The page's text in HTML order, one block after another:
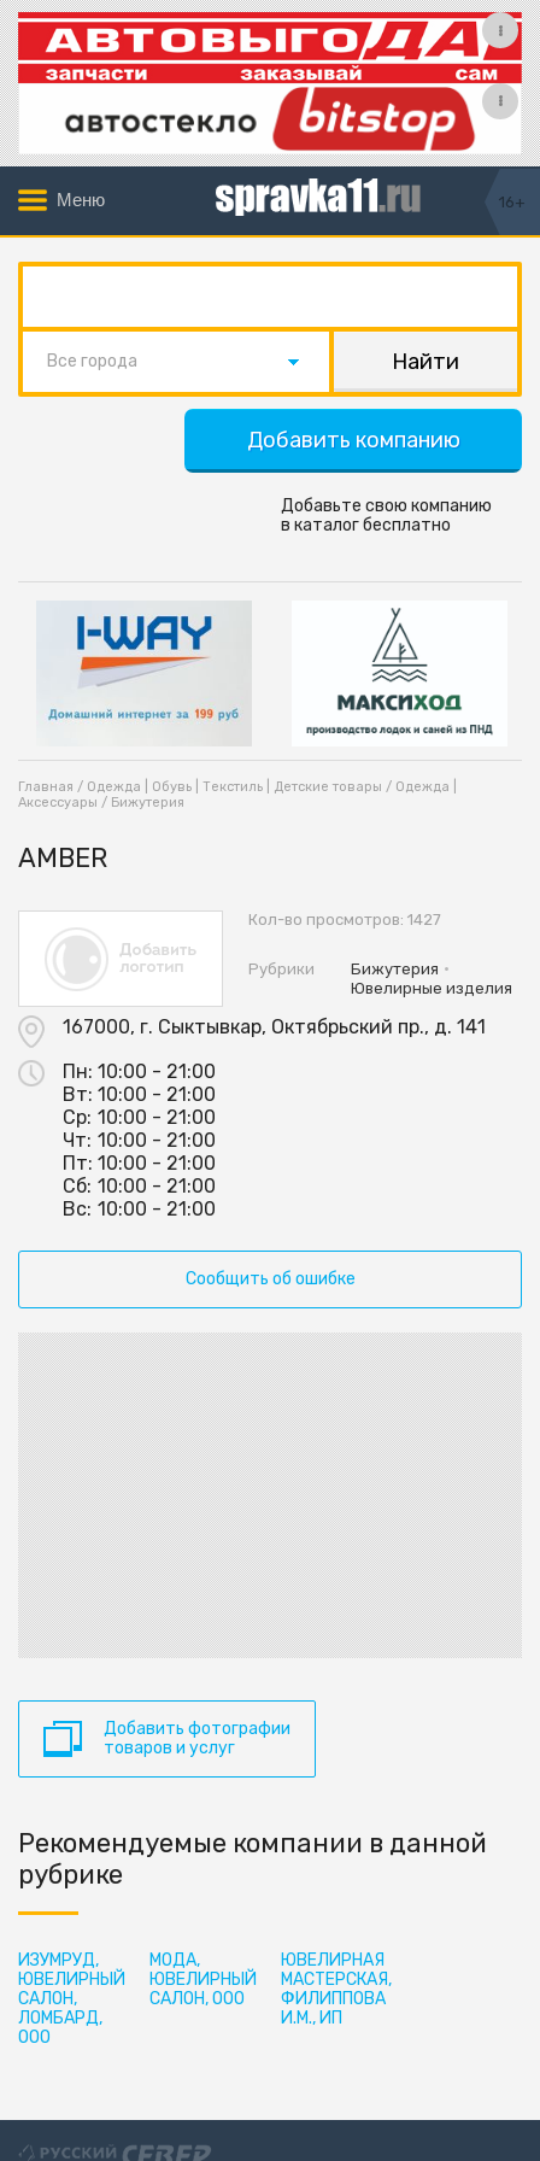
Меню 16+
Все города
Добавить компанию
Добавьте свою компанию
в каталог бесплатно
Главная / Одежда | Обувь | Текстиль | Детские товары / Одежда |
Аксессуары / Бижутерия
AMBER
Кол-во просмотров: 1427
Рубрики Бижутерия •
Ювелирные изделия
167000, г. Сыктывкар, Октябрьский пр., д. 141
Пн: 10:00 - 21:00
Вт: 10:00 - 21:00
Ср: 10:00 - 21:00
Чт: 10:00 - 21:00
Пт: 10:00 - 21:00
Сб: 10:00 - 21:00
Вс: 10:00 - 21:00
Сообщить об ошибке
Добавить фотографии
товаров и услуг
Рекомендуемые компании в данной
рубрике
ИЗУМРУД,
ЮВЕЛИРНЫЙ
САЛОН,
ЛОМБАРД,
ООО
МОДА,
ЮВЕЛИРНЫЙ
САЛОН, ООО
ЮВЕЛИРНАЯ
МАСТЕРСКАЯ,
ФИЛИППОВА
И.М., ИП